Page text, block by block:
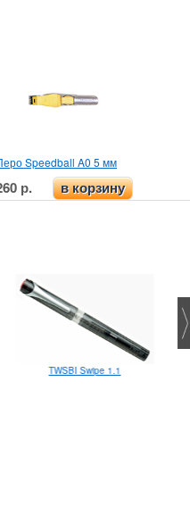
Speedball A0 5 мм
р. в корзину
TWSBI Swipe 1.1